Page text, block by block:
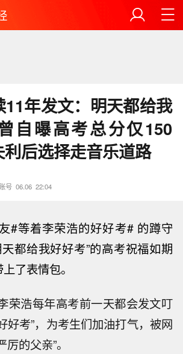
年发文：明天都给我
自曝高考总分仅150
后选择走音乐道路
号 06.06 22:04
#等着李荣浩的好好考# 的蹲守
都给我好好考”的高考祝福如期
了表情包。
荣浩每年高考前一天都会发文叮
好考”，为考生们加油打气，被网
的父亲”。